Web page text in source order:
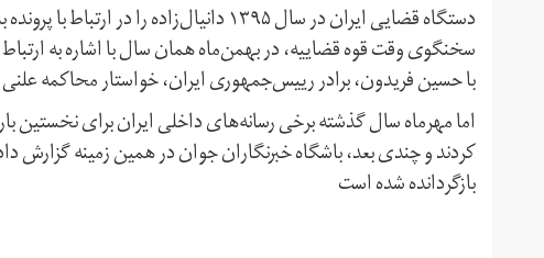
دستگاه قضایی ایران در سال ۱۳۹۵
سخنگوی وقت قوه قضاییه،‌ در بهمن‌ماه همان سال با اشاره به
با حسین فریدون، برادر رییس‌جمهوری ایران،‌ خواستار محاکمه
اما مهرماه سال گذشته برخی رسانه‌های داخلی ایران برای نخستین
کردند و چندی بعد، باشگاه خبرنگاران جوان در همین زمینه گزارش
بازگردانده شده است